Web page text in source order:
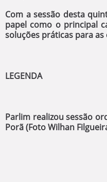
​Com a sessão desta
papel como o principal
soluções práticas para
LEGENDA
Parlim realizou sessão
Porã (Foto Wilhan